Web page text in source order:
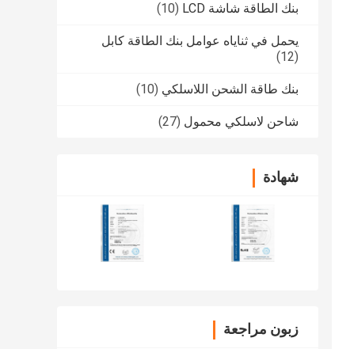
بنك الطاقة شاشة LCD (10)
يحمل في ثناياه عوامل بنك الطاقة كابل
(12)
بنك طاقة الشحن اللاسلكي (10)
شاحن لاسلكي محمول (27)
شهادة
زبون مراجعة